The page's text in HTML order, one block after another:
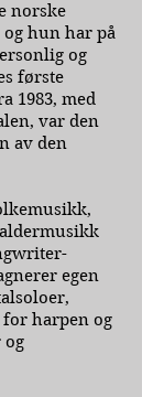
norske
hun har på
og
første
1983, med
var den
av den
egen
harpen og
og